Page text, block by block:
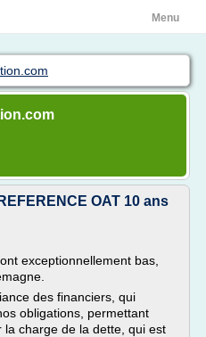
Menu
OAT 10 ans
exceptionnellement bas,
des financiers, qui
obligations, permettant
charge de la dette, qui est